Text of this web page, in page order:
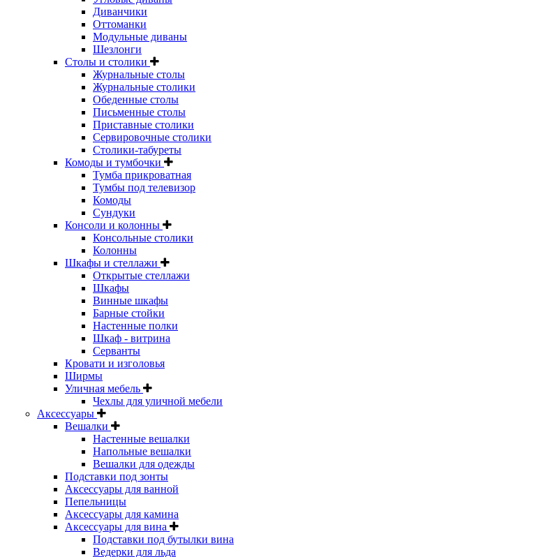
Диванчики
Оттоманки
Модульные диваны
Шезлонги
Столы и столики
Журнальные столы
Журнальные столики
Обеденные столы
Письменные столы
Приставные столики
Сервировочные столики
Столики-табуреты
Комоды и тумбочки
Тумба прикроватная
Тумбы под телевизор
Комоды
Сундуки
Консоли и колонны
Консольные столики
Колонны
Шкафы и стеллажи
Открытые стеллажи
Шкафы
Винные шкафы
Барные стойки
Настенные полки
Шкаф - витрина
Серванты
Кровати и изголовья
Ширмы
Уличная мебель
Чехлы для уличной мебели
Аксессуары
Вешалки
Настенные вешалки
Напольные вешалки
Вешалки для одежды
Подставки под зонты
Аксессуары для ванной
Пепельницы
Аксессуары для камина
Аксессуары для вина
Подставки под бутылки вина
Ведерки для льда